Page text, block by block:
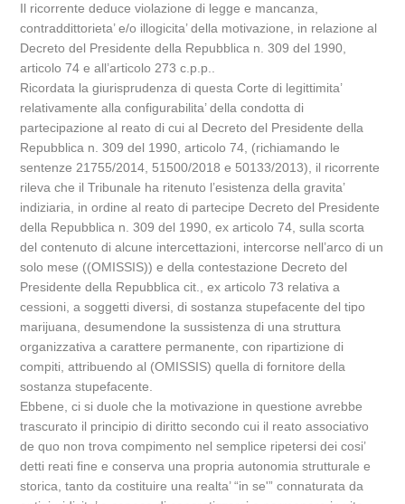
Il ricorrente deduce violazione di legge e mancanza,
contraddittorieta’ e/o illogicita’ della motivazione, in relazione al
Decreto del Presidente della Repubblica n. 309 del 1990,
articolo 74 e all’articolo 273 c.p.p..
Ricordata la giurisprudenza di questa Corte di legittimita’
relativamente alla configurabilita’ della condotta di
partecipazione al reato di cui al Decreto del Presidente della
Repubblica n. 309 del 1990, articolo 74, (richiamando le
sentenze 21755/2014, 51500/2018 e 50133/2013), il ricorrente
rileva che il Tribunale ha ritenuto l’esistenza della gravita’
indiziaria, in ordine al reato di partecipe Decreto del Presidente
della Repubblica n. 309 del 1990, ex articolo 74, sulla scorta
del contenuto di alcune intercettazioni, intercorse nell’arco di un
solo mese ((OMISSIS)) e della contestazione Decreto del
Presidente della Repubblica cit., ex articolo 73 relativa a
cessioni, a soggetti diversi, di sostanza stupefacente del tipo
marijuana, desumendone la sussistenza di una struttura
organizzativa a carattere permanente, con ripartizione di
compiti, attribuendo al (OMISSIS) quella di fornitore della
sostanza stupefacente.
Ebbene, ci si duole che la motivazione in questione avrebbe
trascurato il principio di diritto secondo cui il reato associativo
de quo non trova compimento nel semplice ripetersi dei cosi’
detti reati fine e conserva una propria autonomia strutturale e
storica, tanto da costituire una realta’ “in se'” connaturata da